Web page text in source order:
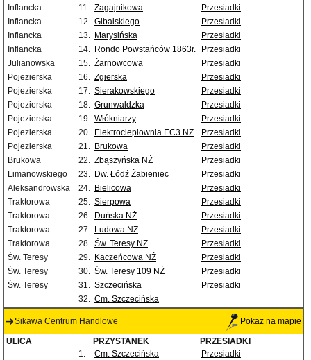
Inflancka
11. Zagajnikowa
Przesiadki
Inflancka
12. Gibalskiego
Przesiadki
Inflancka
13. Marysińska
Przesiadki
Inflancka
14. Rondo Powstańców 1863r.
Przesiadki
Julianowska
15. Żarnowcowa
Przesiadki
Pojezierska
16. Zgierska
Przesiadki
Pojezierska
17. Sierakowskiego
Przesiadki
Pojezierska
18. Grunwaldzka
Przesiadki
Pojezierska
19. Włókniarzy
Przesiadki
Pojezierska
20. Elektrociepłownia EC3 NŻ
Przesiadki
Pojezierska
21. Brukowa
Przesiadki
Brukowa
22. Zbąszyńska NŻ
Przesiadki
Limanowskiego
23. Dw. Łódź Żabieniec
Przesiadki
Aleksandrowska
24. Bielicowa
Przesiadki
Traktorowa
25. Sierpowa
Przesiadki
Traktorowa
26. Duńska NŻ
Przesiadki
Traktorowa
27. Ludowa NŻ
Przesiadki
Traktorowa
28. Św. Teresy NŻ
Przesiadki
Św. Teresy
29. Kaczeńcowa NŻ
Przesiadki
Św. Teresy
30. Św. Teresy 109 NŻ
Przesiadki
Św. Teresy
31. Szczecińska
Przesiadki
32. Cm. Szczecińska
Sikawa Centrum Handlowe Pokaż na mapie
ULICA PRZYSTANEK
PRZESIADKI
1.
Cm. Szczecińska
Przesiadki